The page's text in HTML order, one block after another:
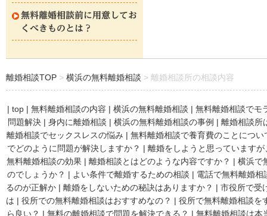
無料離婚相談前に用意してお
くべきものとは？
離婚相談TOP 横浜の無料離婚相談 離婚相談所の相談内容
| top | 無料離婚相談の内容 | 横浜の無料離婚相談 | 無料離婚相談でモ
問題解決 | 身内に離婚相談 | 横浜の無料離婚相談の事例 | 離婚相談所
離婚相談でセックスレスの悩み | 無料離婚相談で養育費のことについ
でどのように問題が解決しますか？ | 離婚をしようと思っています
無料離婚相談の効果 | 離婚相談とはどのような内容ですか？ | 横浜で
のでしょうか？ | よい条件で離婚するための相談 | 電話で無料離婚相
るのが正解か | 離婚をしないための秘訣はありますか？ | 市役所で受
は | 役所での無料離婚相談はおすすめなの？ | 役所で無料離婚相談を
ら良い？ | 無料の離婚相談で問題を解決できる？ | 無料離婚相談は本